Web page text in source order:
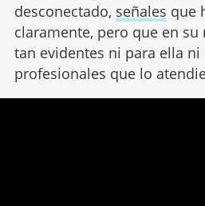
desconectado, señales que
claramente, pero que en
tan evidentes ni para ella ni
profesionales que lo